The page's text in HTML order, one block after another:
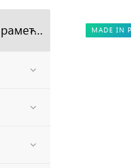
Подбор по параметрам MADE IN